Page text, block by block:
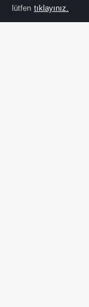
lütfen tıklayınız.